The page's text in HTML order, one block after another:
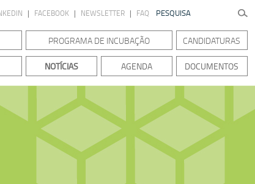
| FACEBOOK | NEWSLETTER | FAQ
PROGRAMA DE INCUBAÇÃO CANDIDATURAS
NOTÍCIAS AGENDA DOCUMENTOS